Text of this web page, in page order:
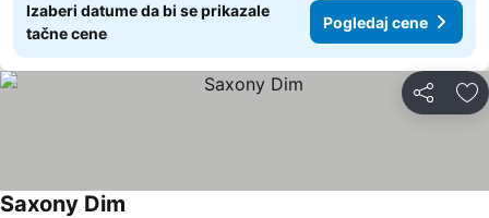
Izaberi datume da bi se prikazale
tačne cene
Pogledaj cene
Deli
Saxony Dim